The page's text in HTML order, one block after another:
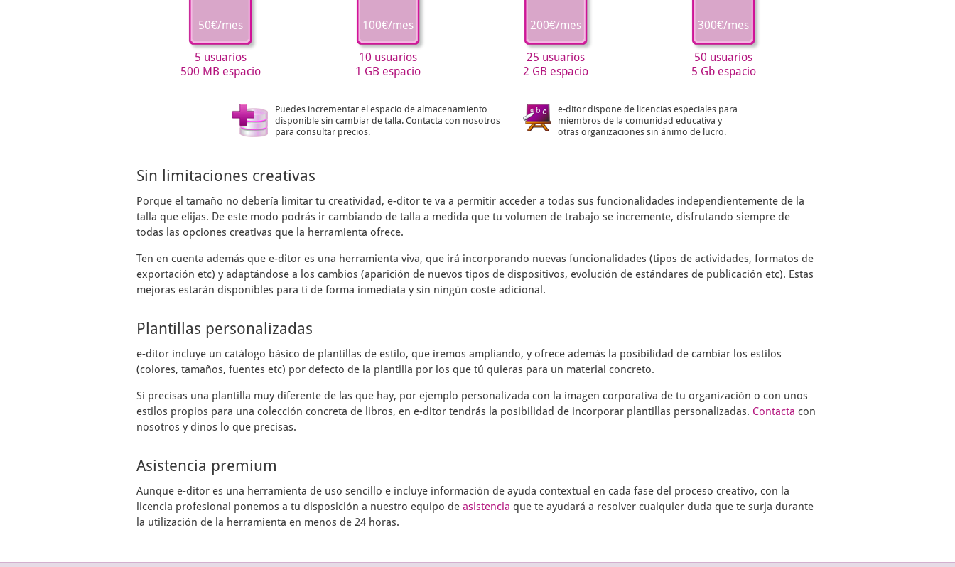
50€/mes
5 usuarios
500 MB espacio
100€/mes
10 usuarios
1 GB espacio
200€/mes
25 usuarios
2 GB espacio
300€/mes
50 usuarios
5 Gb espacio
Puedes incrementar el espacio de almacenamiento
disponible sin cambiar de talla. Contacta con nosotros
para consultar precios.
e-ditor dispone de licencias especiales para
miembros de la comunidad educativa y
otras organizaciones sin ánimo de lucro.
Sin limitaciones creativas
Porque el tamaño no debería limitar tu creatividad, e-ditor te va a permitir acceder a todas sus funcionalidades independientemente de la
talla que elijas. De este modo podrás ir cambiando de talla a medida que tu volumen de trabajo se incremente, disfrutando siempre de
todas las opciones creativas que la herramienta ofrece.
Ten en cuenta además que e-ditor es una herramienta viva, que irá incorporando nuevas funcionalidades (tipos de actividades, formatos de
exportación etc) y adaptándose a los cambios (aparición de nuevos tipos de dispositivos, evolución de estándares de publicación etc). Estas
mejoras estarán disponibles para ti de forma inmediata y sin ningún coste adicional.
Plantillas personalizadas
e-ditor incluye un catálogo básico de plantillas de estilo, que iremos ampliando, y ofrece además la posibilidad de cambiar los estilos
(colores, tamaños, fuentes etc) por defecto de la plantilla por los que tú quieras para un material concreto.
Si precisas una plantilla muy diferente de las que hay, por ejemplo personalizada con la imagen corporativa de tu organización o con unos
estilos propios para una colección concreta de libros, en e-ditor tendrás la posibilidad de incorporar plantillas personalizadas. Contacta con
nosotros y dinos lo que precisas.
Asistencia premium
Aunque e-ditor es una herramienta de uso sencillo e incluye información de ayuda contextual en cada fase del proceso creativo, con la
licencia profesional ponemos a tu disposición a nuestro equipo de asistencia que te ayudará a resolver cualquier duda que te surja durante
la utilización de la herramienta en menos de 24 horas.